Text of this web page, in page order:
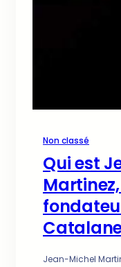
Non classé
Qui est
Jean-Michel